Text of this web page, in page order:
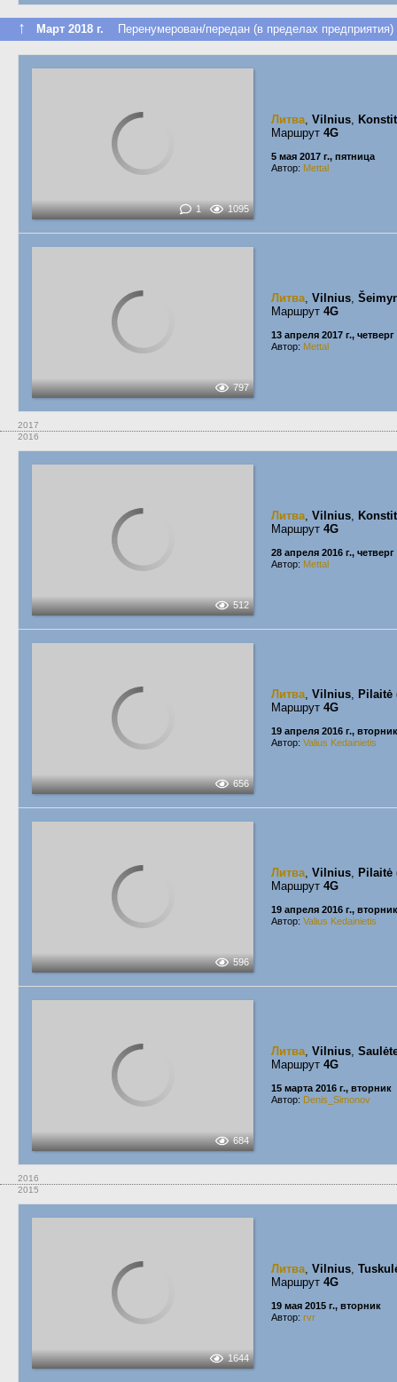
↑ Март 2018 г. Перенумерован/передан (в пределах предприятия)
1 1095
Литва, Vilnius,
Маршрут 4G
5 мая 2017 г., пятница
Автор: Mettal
797
Литва, Vilnius,
Маршрут 4G
13 апреля 2017 г., четверг
Автор: Mettal
2017
2016
512
Литва, Vilnius,
Маршрут 4G
28 апреля 2016 г., четверг
Автор: Mettal
656
Литва, Vilnius, Pilaitė
Маршрут 4G
19 апреля 2016 г., вторник
Автор: Valius Kedainietis
596
Литва, Vilnius, Pilaitė
Маршрут 4G
19 апреля 2016 г., вторник
Автор: Valius Kedainietis
684
Литва, Vilnius,
Маршрут 4G
15 марта 2016 г., вторник
Автор: Denis_Simonov
2016
2015
1644
Литва, Vilnius,
Маршрут 4G
19 мая 2015 г., вторник
Автор: rvr